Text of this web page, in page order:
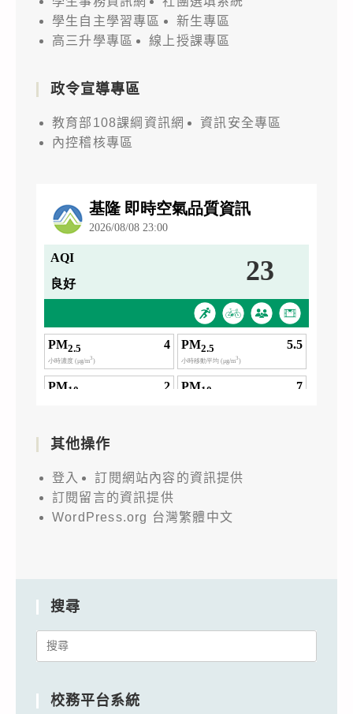
學生自主學習專區
新生專區
高三升學專區
線上授課專區
政令宣導專區
教育部108課綱資訊網
資訊安全專區
內控稽核專區
其他操作
登入
訂閱網站內容的資訊提供
訂閱留言的資訊提供
WordPress.org 台灣繁體中文
搜尋
Search
校務平台系統